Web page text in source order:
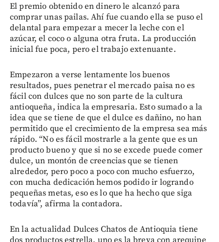
El premio obtenido en dinero le alcanzó para
comprar unas pailas. Ahí fue cuando ella se puso el
delantal para empezar a mecer la leche con el
azúcar, el coco o alguna otra fruta. La producción
inicial fue poca, pero el trabajo extenuante.
Empezaron a verse lentamente los buenos
resultados, pues penetrar el mercado paisa no es
fácil con dulces que no son parte de la cultura
antioqueña, indica la empresaria. Esto sumado a la
idea que se tiene de que el dulce es dañino, no han
permitido que el crecimiento de la empresa sea más
rápido. “No es fácil mostrarle a la gente que es un
producto bueno y que si no se excede puede comer
dulce, un montón de creencias que se tienen
alrededor, pero poco a poco con mucho esfuerzo,
con mucha dedicación hemos podido ir logrando
pequeñas metas, eso es lo que ha hecho que siga
todavía”, afirma la contadora.
En la actualidad Dulces Chatos de Antioquia tiene
dos productos estrella, uno es la breva con arequipe